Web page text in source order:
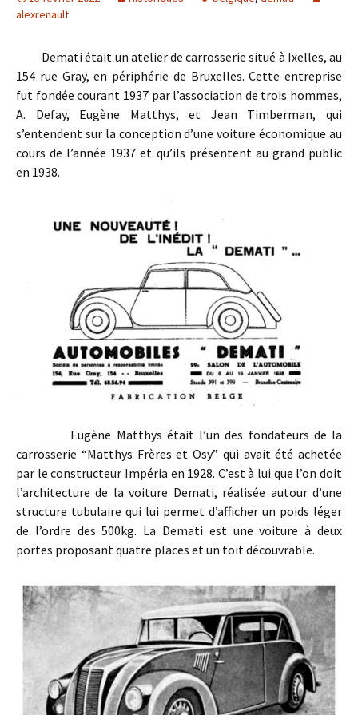
alexrenault
Demati était un atelier de carrosserie situé à Ixelles, au
154 rue Gray, en périphérie de Bruxelles. Cette entreprise
fut fondée courant 1937 par l’association de trois hommes,
A. Defay, Eugène Matthys, et Jean Timberman, qui
s’entendent sur la conception d’une voiture économique au
cours de l’année 1937 et qu’ils présentent au grand public
en 1938.
Eugène Matthys était l’un des fondateurs de la
carrosserie “Matthys Frères et Osy” qui avait été achetée
par le constructeur Impéria en 1928. C’est à lui que l’on doit
l’architecture de la voiture Demati, réalisée autour d’une
structure tubulaire qui lui permet d’afficher un poids léger
de l’ordre des 500kg. La Demati est une voiture à deux
portes proposant quatre places et un toit découvrable.